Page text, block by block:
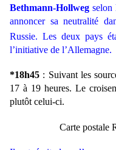
Bethmann-Hollweg selon
annoncer sa neutralité
Russie. Les deux pays
l’initiative de l’Allemagne.
*18h45 : Suivant les
17 à 19 heures. Le
plutôt celui-ci.
Carte postale